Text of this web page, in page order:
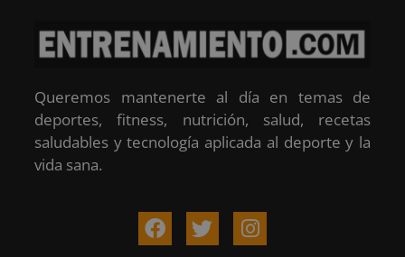
Queremos mantenerte al día en temas de
deportes, fitness, nutrición, salud, recetas
saludables y tecnología aplicada al deporte y la
vida sana.